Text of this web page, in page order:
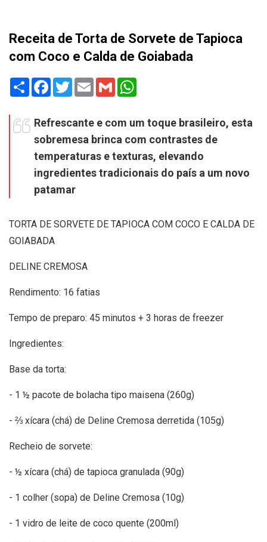
Receita de Torta de Sorvete de Tapioca
com Coco e Calda de Goiabada
Share Facebook
TwitterEmail Gmail
Refrescante e com um toque brasileiro, esta
sobremesa brinca com contrastes de
temperaturas e texturas, elevando
ingredientes tradicionais do país a um novo
patamar
TORTA DE SORVETE DE TAPIOCA COM COCO E CALDA DE
GOIABADA
DELINE CREMOSA
Rendimento: 16 fatias
Tempo de preparo: 45 minutos + 3 horas de freezer
Ingredientes:
Base da torta:
- 1 ½ pacote de bolacha tipo maisena (260g)
- ⅔ xícara (chá) de Deline Cremosa derretida (105g)
Recheio de sorvete:
- ½ xícara (chá) de tapioca granulada (90g)
- 1 colher (sopa) de Deline Cremosa (10g)
- 1 vidro de leite de coco quente (200ml)